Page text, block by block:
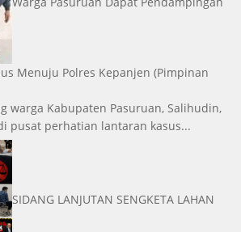
Menuju Polres Kepanjen (Pimpinan
warga Kabupaten Pasuruan, Salihudin,
pusat perhatian lantaran kasus...
SIDANG LANJUTAN SENGKETA LAHAN